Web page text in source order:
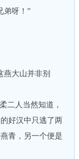
呀！”
大山并非别
人当然知道，
好汉中只逃了两
青，另一个便是